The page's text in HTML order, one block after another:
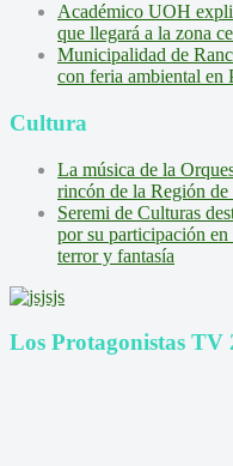
Académico UOH
que llegará a la zona
Municipalidad de
con feria ambiental en
Cultura
La música de la
rincón de la Región
Seremi de Culturas
por su participación
terror y fantasía
Los Protagonistas TV